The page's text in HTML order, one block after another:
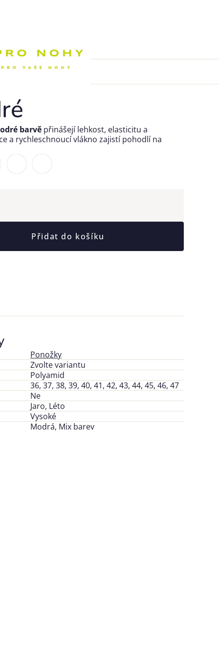
Přidat do košíku
barvě přinášejí lehkost, elasticitu a
a rychleschnoucí vlákno zajistí pohodlí na
Ponožky
Zvolte variantu
Polyamid
36, 37, 38, 39, 40, 41, 42, 43, 44, 45, 46, 47
Ne
Jaro, Léto
Vysoké
Modrá, Mix barev